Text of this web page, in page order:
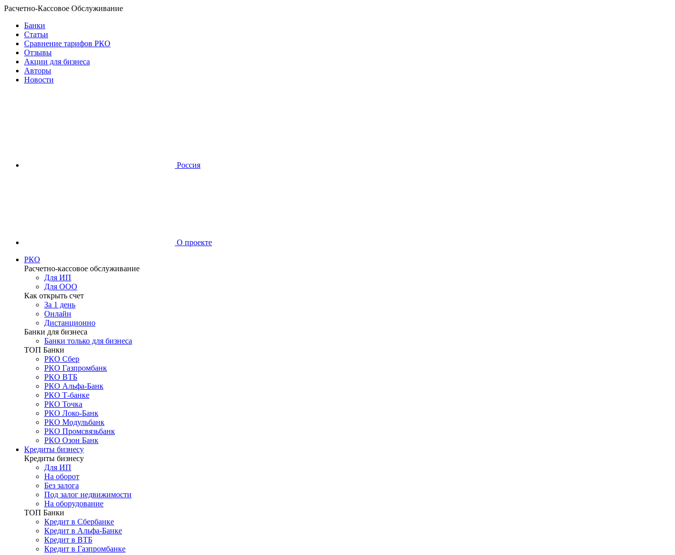
Расчетно-Кассовое Обслуживание
Банки
Статьи
Сравнение тарифов РКО
Отзывы
Акции для бизнеса
Авторы
Новости
Россия
О проекте
РКО
Расчетно-кассовое обслуживание
Для ИП
Для ООО
Как открыть счет
За 1 день
Онлайн
Дистанционно
Банки для бизнеса
Банки только для бизнеса
ТОП Банки
РКО Сбер
РКО Газпромбанк
РКО ВТБ
РКО Альфа-Банк
РКО Т-банке
РКО Точка
РКО Локо-Банк
РКО Модульбанк
РКО Промсвязьбанк
РКО Озон Банк
Кредиты бизнесу
Кредиты бизнесу
Для ИП
На оборот
Без залога
Под залог недвижимости
На оборудование
ТОП Банки
Кредит в Сбербанке
Кредит в Альфа-Банке
Кредит в ВТБ
Кредит в Газпромбанке